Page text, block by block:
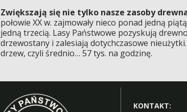
Zwiększają się nie tylko nasze zasoby
połowie XX w. zajmowały nieco ponad jedną
jedną trzecią. Lasy Państwowe pozyskują
drzewostany i zalesiają dotychczasowe
drzew, czyli średnio… 57 tys. na godzinę.
KONTAKT: